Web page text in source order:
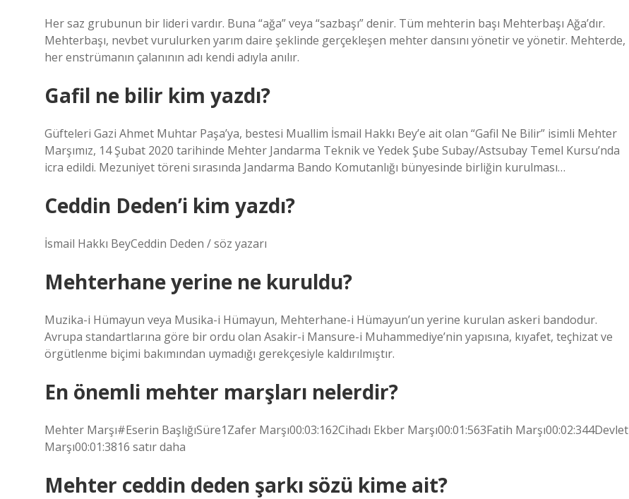
Her saz grubunun bir lideri vardır. Buna “ağa” veya “sazbaşı” denir. Tüm mehterin başı Mehterbaşı Ağa’dır.
Mehterbaşı, nevbet vurulurken yarım daire şeklinde gerçekleşen mehter dansını yönetir ve yönetir. Mehterde,
her enstrümanın çalanının adı kendi adıyla anılır.
Gafil ne bilir kim yazdı?
Güfteleri Gazi Ahmet Muhtar Paşa’ya, bestesi Muallim İsmail Hakkı Bey’e ait olan “Gafil Ne Bilir” isimli Mehter
Marşımız, 14 Şubat 2020 tarihinde Mehter Jandarma Teknik ve Yedek Şube Subay/Astsubay Temel Kursu’nda
icra edildi. Mezuniyet töreni sırasında Jandarma Bando Komutanlığı bünyesinde birliğin kurulması…
Ceddin Deden’i kim yazdı?
İsmail Hakkı BeyCeddin Deden / söz yazarı
Mehterhane yerine ne kuruldu?
Muzika-i Hümayun veya Musika-i Hümayun, Mehterhane-i Hümayun’un yerine kurulan askeri bandodur.
Avrupa standartlarına göre bir ordu olan Asakir-i Mansure-i Muhammediye’nin yapısına, kıyafet, teçhizat ve
örgütlenme biçimi bakımından uymadığı gerekçesiyle kaldırılmıştır.
En önemli mehter marşları nelerdir?
Mehter Marşı#Eserin BaşlığıSüre1Zafer Marşı00:03:162Cihadı Ekber Marşı00:01:563Fatih Marşı00:02:344Devlet
Marşı00:01:3816 satır daha
Mehter ceddin deden şarkı sözü kime ait?